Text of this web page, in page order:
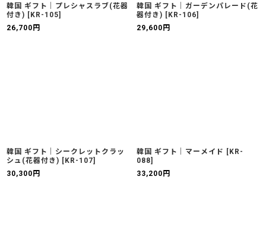
韓国 ギフト｜プレシャスラブ(花器
付き) [ KR-105]
26,700 円
韓国 ギフト｜ガーデンパレード(花
器付き) [ KR-106]
29,600 円
韓国 ギフト｜シークレットクラッ
シュ(花器付き) [ KR-107]
30,300 円
韓国 ギフト｜マーメイド [ KR-
088]
33,200 円